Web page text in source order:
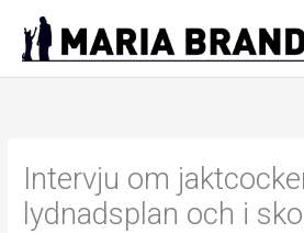
innehåll
Intervju om
lydnadsplan och i